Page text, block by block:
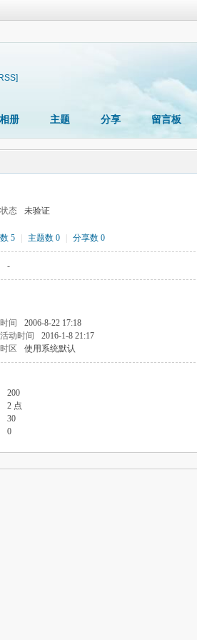
相册 主题 分享 留言板
态 未验证
5 主题数 0 分享数 0
-
间
2006-8-22 17:18
动时间
2016-1-8 21:17
区 使用系统默认
200
2 点
30
0